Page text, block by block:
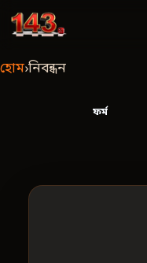
হোম›নিবন্ধন
ফর্ম